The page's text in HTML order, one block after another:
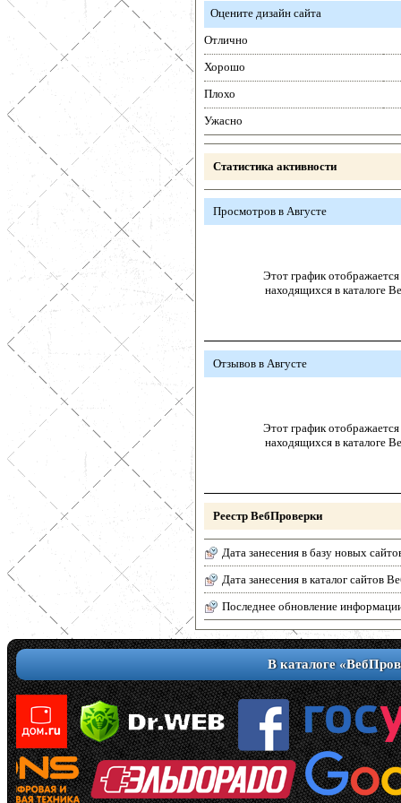
Оцените дизайн сайта
Отлично
Хорошо
Плохо
Ужасно
Статистика активности
Просмотров в Августе
Этот график отображается
находящихся в каталоге
Отзывов в Августе
Этот график отображается
находящихся в каталоге
Реестр ВебПроверки
Дата занесения в базу новых
Дата занесения в каталог сайтов
Последнее обновление
В каталоге